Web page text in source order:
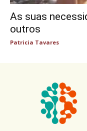
As suas
outros
Patricia Tavares